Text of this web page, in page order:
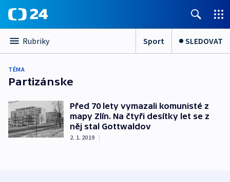
Rubriky Sport SLEDOVAT
TÉMA
Partizánske
Před 70 lety vymazali komunisté z
mapy Zlín. Na čtyři desítky let se z
něj stal Gottwaldov
2. 1. 2019 |